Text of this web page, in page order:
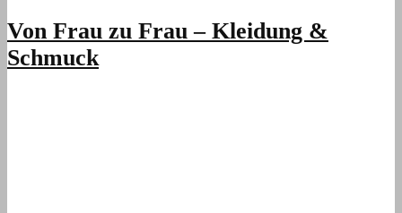
Von Frau zu Frau – Kleidung &
Schmuck